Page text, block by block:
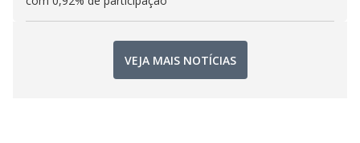
VEJA MAIS NOTÍCIAS